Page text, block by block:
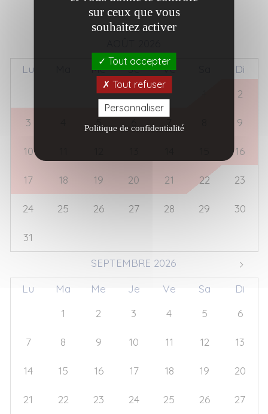
Lu Me Je Ve
Di
29 30 31 2
3 5 7 9
10 16
17 18 19 20 21 22 23
24 25 26 27 28 29 30
31
SEPTEMBRE 2026
Lu Ma Me Je Ve Sa
Di
1 2 3 4 5 6
7 8 9 10 11 12 13
14 15 16 17 18 19 20
21 22 23 24 25 26 27
sur ceux que vous
souhaitez activer
Tout accepter
Tout refuser
Personnaliser
Politique de confidentialité